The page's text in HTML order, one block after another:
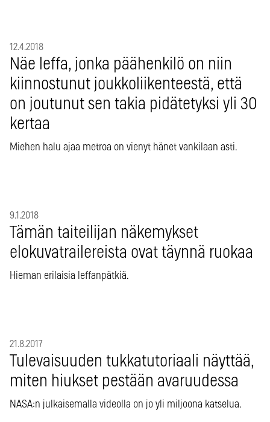
12.4.2018
Näe leffa, jonka päähenkilö on niin
kiinnostunut joukkoliikenteestä, että
on joutunut sen takia pidätetyksi yli 30
kertaa
Miehen halu ajaa metroa on vienyt hänet vankilaan asti.
9.1.2018
Tämän taiteilijan näkemykset
elokuvatrailereista ovat täynnä ruokaa
Hieman erilaisia leffanpätkiä.
21.8.2017
Tulevaisuuden tukkatutoriaali näyttää,
miten hiukset pestään avaruudessa
NASA:n julkaisemalla videolla on jo yli miljoona katselua.